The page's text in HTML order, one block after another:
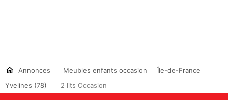
Annonces Meubles enfants occasion
Île-de-France
Yvelines (78)
2 lits Occasion